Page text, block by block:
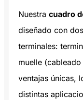
Nuestra cuadro
diseñado con
terminales:
muelle
ventajas únicas,
distintas